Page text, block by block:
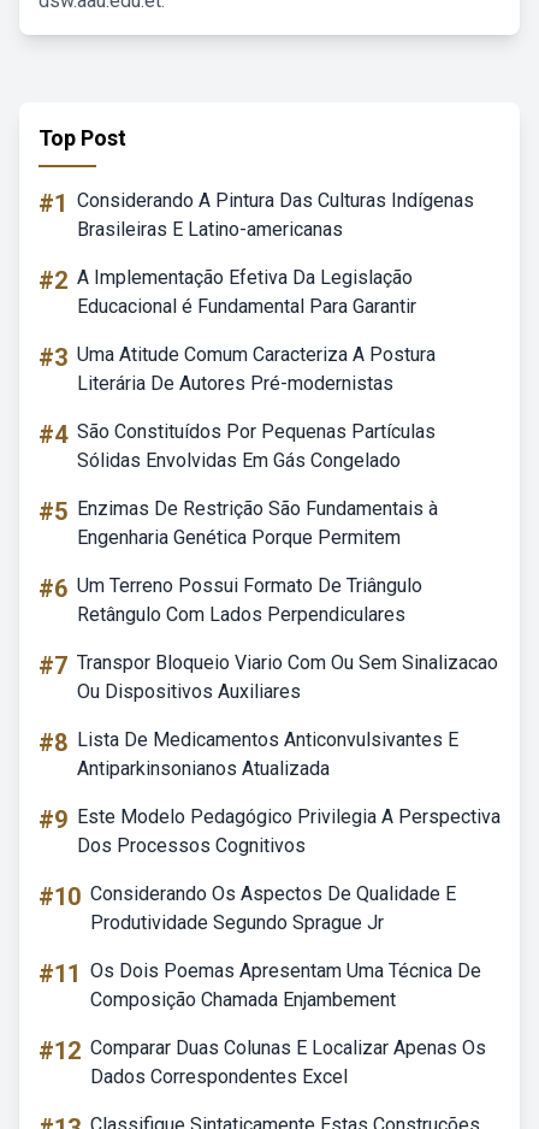
Top Post
#1 Considerando A Pintura Das Culturas Indígenas
Brasileiras E Latino-americanas
#2 A Implementação Efetiva Da Legislação
Educacional é Fundamental Para Garantir
#3 Uma Atitude Comum Caracteriza A Postura
Literária De Autores Pré-modernistas
#4 São Constituídos Por Pequenas Partículas
Sólidas Envolvidas Em Gás Congelado
#5 Enzimas De Restrição São Fundamentais à
Engenharia Genética Porque Permitem
#6 Um Terreno Possui Formato De Triângulo
Retângulo Com Lados Perpendiculares
#7 Transpor Bloqueio Viario Com Ou Sem Sinalizacao
Ou Dispositivos Auxiliares
#8 Lista De Medicamentos Anticonvulsivantes E
Antiparkinsonianos Atualizada
#9 Este Modelo Pedagógico Privilegia A Perspectiva
Dos Processos Cognitivos
#10 Considerando Os Aspectos De Qualidade E
Produtividade Segundo Sprague Jr
#11 Os Dois Poemas Apresentam Uma Técnica De
Composição Chamada Enjambement
#12 Comparar Duas Colunas E Localizar Apenas Os
Dados Correspondentes Excel